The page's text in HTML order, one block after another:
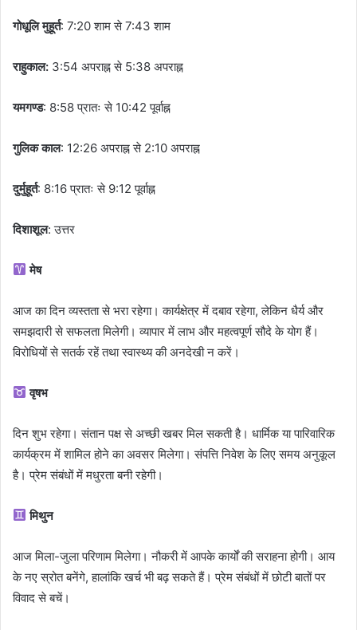
गोधूलि मुहूर्त: 7:20 शाम से 7:43 शाम
राहुकाल: 3:54 अपराह्न से 5:38 अपराह्न
यमगण्ड: 8:58 प्रातः से 10:42 पूर्वाह्न
गुलिक काल: 12:26 अपराह्न से 2:10 अपराह्न
दुर्मुहूर्त: 8:16 प्रातः से 9:12 पूर्वाह्न
दिशाशूल: उत्तर
मेष
आज का दिन व्यस्तता से भरा रहेगा। कार्यक्षेत्र में दबाव रहेगा, लेकिन धैर्य और
समझदारी से सफलता मिलेगी। व्यापार में लाभ और महत्वपूर्ण सौदे के योग हैं।
विरोधियों से सतर्क रहें तथा स्वास्थ्य की अनदेखी न करें।
वृषभ
दिन शुभ रहेगा। संतान पक्ष से अच्छी खबर मिल सकती है। धार्मिक या पारिवारिक
कार्यक्रम में शामिल होने का अवसर मिलेगा। संपत्ति निवेश के लिए समय अनुकूल
है। प्रेम संबंधों में मधुरता बनी रहेगी।
मिथुन
आज मिला-जुला परिणाम मिलेगा। नौकरी में आपके कार्यों की सराहना होगी। आय
के नए स्रोत बनेंगे, हालांकि खर्च भी बढ़ सकते हैं। प्रेम संबंधों में छोटी बातों पर
विवाद से बचें।